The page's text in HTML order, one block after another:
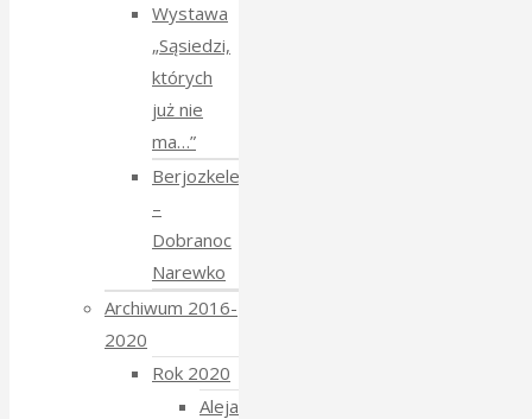
Wystawa
„Sąsiedzi,
których
już nie
ma…”
Berjozkele
–
Dobranoc
Narewko
Archiwum 2016-
2020
Rok 2020
Aleja